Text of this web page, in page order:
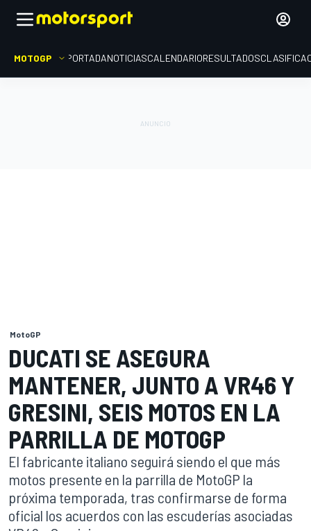
MOTOGP PORTADANOTICIASCALENDARIORESULTADOS
MotoGP
DUCATI SE ASEGURA
MANTENER, JUNTO A VR46 Y
GRESINI, SEIS MOTOS EN LA
PARRILLA DE MOTOGP
El fabricante italiano seguirá siendo el que más
motos presente en la parrilla de MotoGP la
próxima temporada, tras confirmarse de forma
oficial los acuerdos con las escuderías asociadas